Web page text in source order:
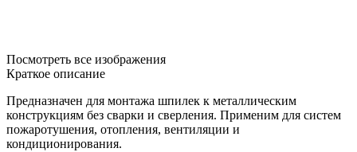
Посмотреть все изображения
Краткое описание
Предназначен для монтажа шпилек к металлическим
конструкциям без сварки и сверления. Применим для систем
пожаротушения, отопления, вентиляции и
кондиционирования.